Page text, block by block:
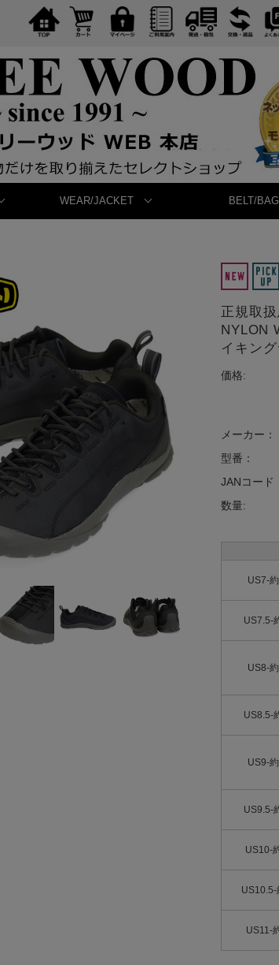
WEAR/JACKET BELT/BAG
正規取
NYLON
イキン
価格:
メーカー：
型番：
JANコード
数量:
US7-
US7.5-
US8-
US8.5-
US9-
US9.5-
US10-
US11-